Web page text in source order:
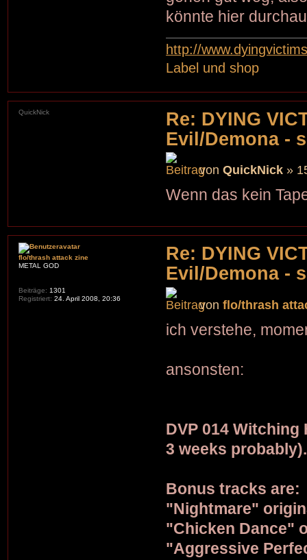
könnte hier
http://
Label und shop
Re: DYING
Evil/Demona -
vonQuickNick »
Wenn das kein
QuickNick
Re: DYING
Evil/Demona -
vonflo/thrash
ich verstehe,
ansonsten:
DVP 014
3 weeks probably).
Bonus tracks are:
"Nightmare"
"Chicken Dance"
"Aggressive
flo/thrash attack zine
METAL GOD
Beiträge: 1301
Registriert: 24. April 2008, 20:36